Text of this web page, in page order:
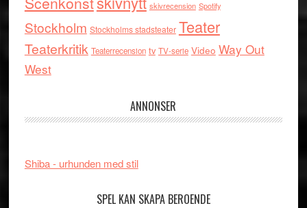
skivrecension Spotify
Stockholm Stockholms stadsteater Teater
Teaterkritik Teaterrecension tv TV-serie Video Way Out
West
ANNONSER
Shiba - urhunden med stil
SPEL KAN SKAPA BEROENDE